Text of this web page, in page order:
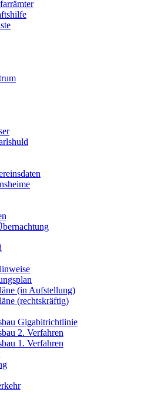
(in Aufstellung)
(rechtskräftig)
Gigabitrichtlinie
2. Verfahren
1. Verfahren